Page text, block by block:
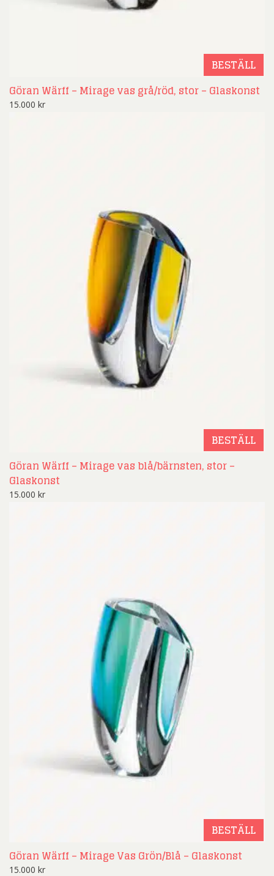
BESTÄLL
Göran Wärff – Mirage vas grå/röd, stor – Glaskonst
15.000 kr
BESTÄLL
Göran Wärff – Mirage vas blå/bärnsten, stor –
Glaskonst
15.000 kr
BESTÄLL
Göran Wärff – Mirage Vas Grön/Blå – Glaskonst
15.000 kr